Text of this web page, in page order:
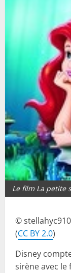
Le film La petite
©
(CC BY 2.0)
Disney
sirène avec